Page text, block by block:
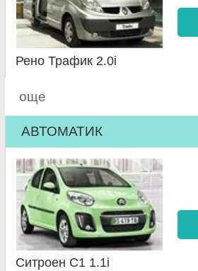
Рено Трафик 2.0i
още
АВТОМАТИК
Ситроен C1 1.1i